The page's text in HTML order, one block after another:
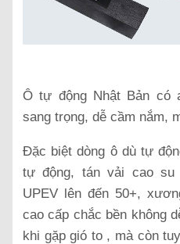
Ô tự động Nhật Bản có
sang trọng, dễ cầm nắm,
Đặc biệt dòng ô dù tự
tự động, tán vải cao
UPEV lên đến 50+,
cao cấp chắc bền không
khi gặp gió to , mà còn